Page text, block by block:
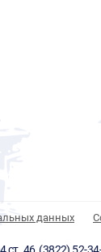
данных